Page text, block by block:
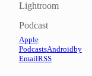
Lightroom
Podcast
Apple
PodcastsAndroidby
EmailRSS